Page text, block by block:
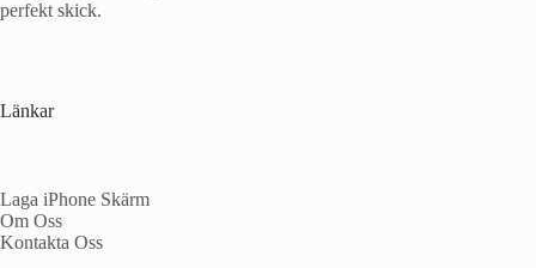
perfekt skick.
Länkar
Laga iPhone Skärm
Om Oss
Kontakta Oss